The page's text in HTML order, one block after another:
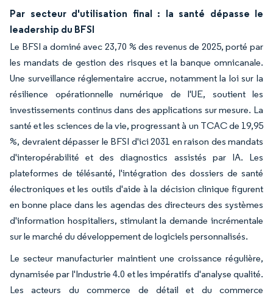
Par secteur d'utilisation final : la santé dépasse le
leadership du BFSI
Le BFSI a dominé avec 23,70 % des revenus de 2025, porté par
les mandats de gestion des risques et la banque omnicanale.
Une surveillance réglementaire accrue, notamment la loi sur la
résilience opérationnelle numérique de l'UE, soutient les
investissements continus dans des applications sur mesure. La
santé et les sciences de la vie, progressant à un TCAC de 19,95
%, devraient dépasser le BFSI d'ici 2031 en raison des mandats
d'interopérabilité et des diagnostics assistés par IA. Les
plateformes de télésanté, l'intégration des dossiers de santé
électroniques et les outils d'aide à la décision clinique figurent
en bonne place dans les agendas des directeurs des systèmes
d'information hospitaliers, stimulant la demande incrémentale
sur le marché du développement de logiciels personnalisés.
Le secteur manufacturier maintient une croissance régulière,
dynamisée par l'Industrie 4.0 et les impératifs d'analyse qualité.
Les acteurs du commerce de détail et du commerce